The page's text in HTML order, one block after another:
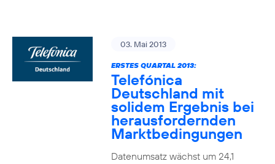
03. Mai 2013
ERSTES QUARTAL 2013:
Telefónica
Deutschland mit
solidem Ergebnis bei
herausfordernden
Marktbedingungen
Datenumsatz wächst um 24,1